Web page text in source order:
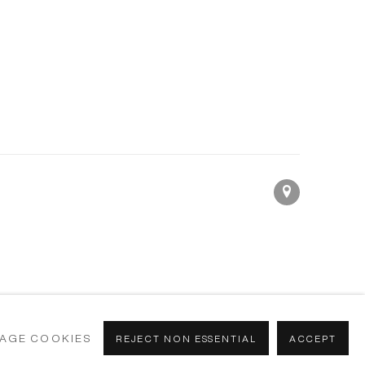
COOKIES REJECT NON ESSENTIAL ACCEPT